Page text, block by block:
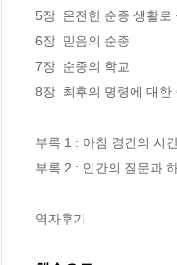
5장  온전한 순종 생활로
6장  믿음의 순종
7장  순종의 학교
8장  최후의 명령에 대한
부록 1 : 아침 경건의 시
부록 2 : 인간의 질문과
역자후기